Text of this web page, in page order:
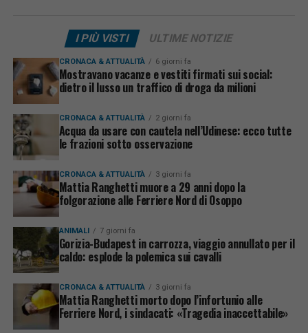
I PIÙ VISTI ULTIME NOTIZIE
CRONACA & ATTUALITÀ 6 giorni fa
Mostravano vacanze e vestiti firmati sui social:
dietro il lusso un traffico di droga da milioni
CRONACA & ATTUALITÀ 2 giorni fa
Acqua da usare con cautela nell’Udinese: ecco tutte
le frazioni sotto osservazione
CRONACA & ATTUALITÀ 3 giorni fa
Mattia Ranghetti muore a 29 anni dopo la
folgorazione alle Ferriere Nord di Osoppo
ANIMALI 7 giorni fa
Gorizia-Budapest in carrozza, viaggio annullato per il
caldo: esplode la polemica sui cavalli
CRONACA & ATTUALITÀ 3 giorni fa
Mattia Ranghetti morto dopo l’infortunio alle
Ferriere Nord, i sindacati: «Tragedia inaccettabile»